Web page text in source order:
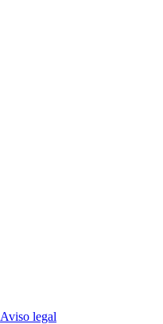
Aviso legal